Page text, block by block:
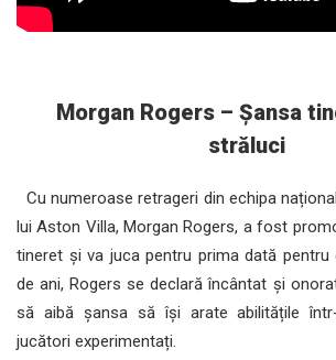
Morgan Rogers – Șansa
străluci
Cu numeroase retrageri din echipa
lui Aston Villa, Morgan Rogers, a fost
tineret și va juca pentru prima dată pentru
de ani, Rogers se declară încântat și
să aibă șansa să își arate abilitățile
jucători experimentați.